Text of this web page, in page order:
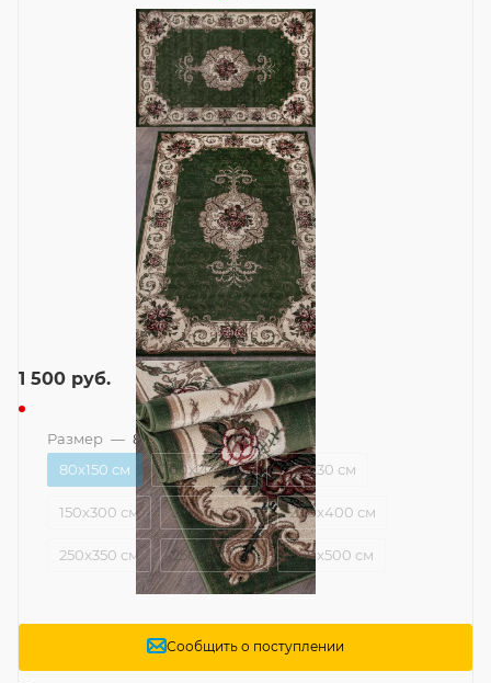
1 500 руб.
Размер — 80x150 см
80x150 см
100x200 см 150x230 см
150x300 см 200x300 см 200x400 см
250x350 см 250x400 см 300x500 см
Сообщить о поступлении